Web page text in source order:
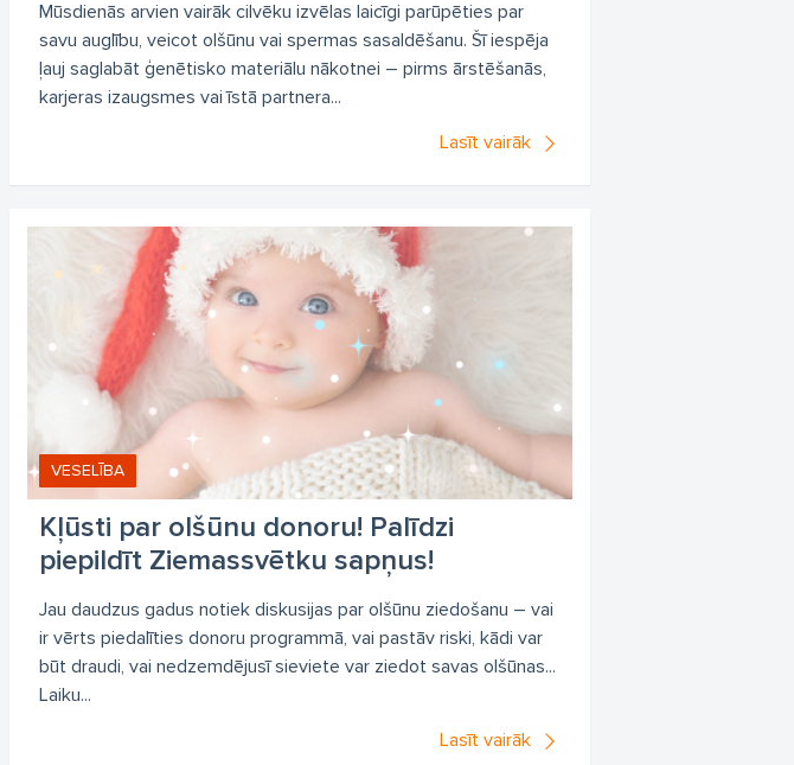
izmeklēšanai
izmeklēšanai
Ģenētiskā materiāla banka
Mūsdienās arvien vairāk cilvēku izvēlas laicīgi parūpēties par
savu auglību, veicot olšūnu vai spermas sasaldēšanu. Šī iespēja
ļauj saglabāt ģenētisko materiālu nākotnei – pirms ārstēšanās,
karjeras izaugsmes vai īstā partnera...
Lasīt vairāk
Kļūsti par olšūnu donoru! Palīdzi
piepildīt Ziemassvētku sapņus!
VESELĪBA
Jau daudzus gadus notiek diskusijas par olšūnu ziedošanu – vai
ir vērts piedalīties donoru programmā, vai pastāv riski, kādi var
būt draudi, vai nedzemdējusī sieviete var ziedot savas olšūnas...
Laiku...
Lasīt vairāk